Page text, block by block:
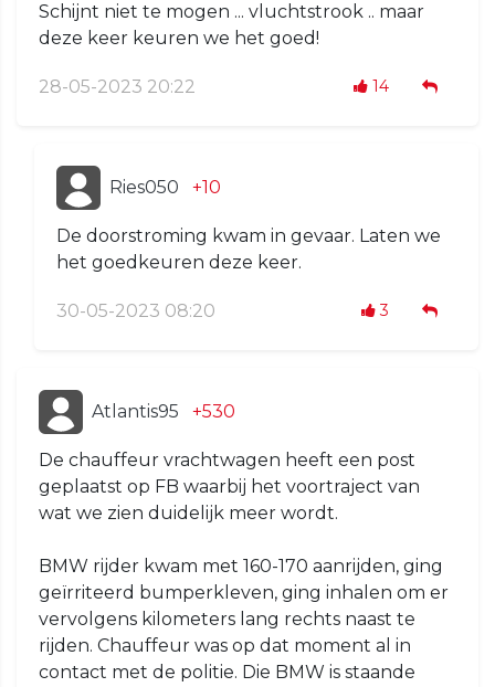
Schijnt niet te mogen ... vluchtstrook .. maar
deze keer keuren we het goed!
28-05-2023 20:22 14
Ries050 +10
De doorstroming kwam in gevaar. Laten we
het goedkeuren deze keer.
30-05-2023 08:20 3
Atlantis95 +530
De chauffeur vrachtwagen heeft een post
geplaatst op FB waarbij het voortraject van
wat we zien duidelijk meer wordt.
BMW rijder kwam met 160-170 aanrijden, ging
geïrriteerd bumperkleven, ging inhalen om er
vervolgens kilometers lang rechts naast te
rijden. Chauffeur was op dat moment al in
contact met de politie. Die BMW is staande